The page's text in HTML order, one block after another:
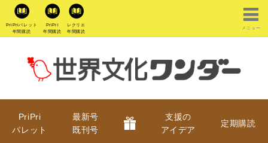
PriPriパレット
年間購読
PriPri
年間購読
レクリエ
年間購読
メニュー
PriPri
パレット
最新号
既刊号
支援の
アイデア
定期購読